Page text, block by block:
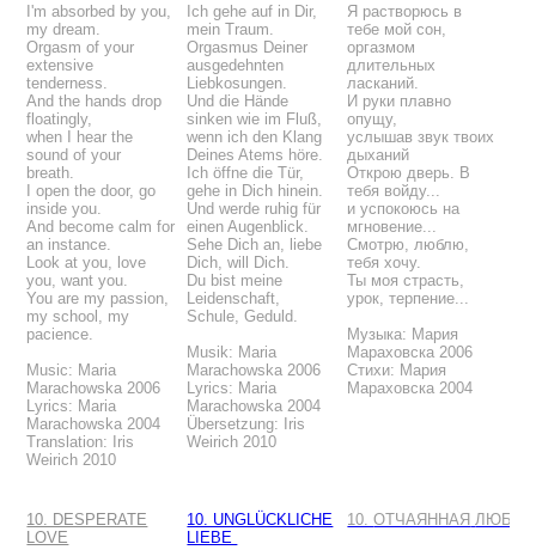
I'm absorbed by you,
my dream.
Orgasm of your
extensive
tenderness.
And the hands drop
floatingly,
when I hear the
sound of your
breath.
I open the door, go
inside you.
And become calm for
an instance.
Look at you, love
you, want you.
You are my passion,
my school, my
pacience.
Music: Maria
Marachowska 2006
Lyrics: Maria
Marachowska 2004
Translation: Iris
Weirich 2010
Ich gehe auf in Dir,
mein Traum.
Orgasmus Deiner
ausgedehnten
Liebkosungen.
Und die Hände
sinken wie im Fluß,
wenn ich den Klang
Deines Atems höre.
Ich öffne die Tür,
gehe in Dich hinein.
Und werde ruhig für
einen Augenblick.
Sehe Dich an, liebe
Dich, will Dich.
Du bist meine
Leidenschaft,
Schule, Geduld.
Musik: Maria
Marachowska 2006
Lyrics: Maria
Marachowska 2004
Übersetzung: Iris
Weirich 2010
Я растворюсь в
тебе мой сон,
оргазмом
длительных
ласканий.
И руки плавно
опущу,
услышав звук твоих
дыханий
Открою дверь. В
тебя войду...
и успокоюсь на
мгновение...
Смотрю, люблю,
тебя хочу.
Ты моя страсть,
урок, терпение...
Музыка: Мария
Мараховска 2006
Стихи: Мария
Мараховска 2004
10. DESPERATE
LOVE
10. UNGLÜCKLICHE
LIEBE
10.ОТЧАЯННАЯ